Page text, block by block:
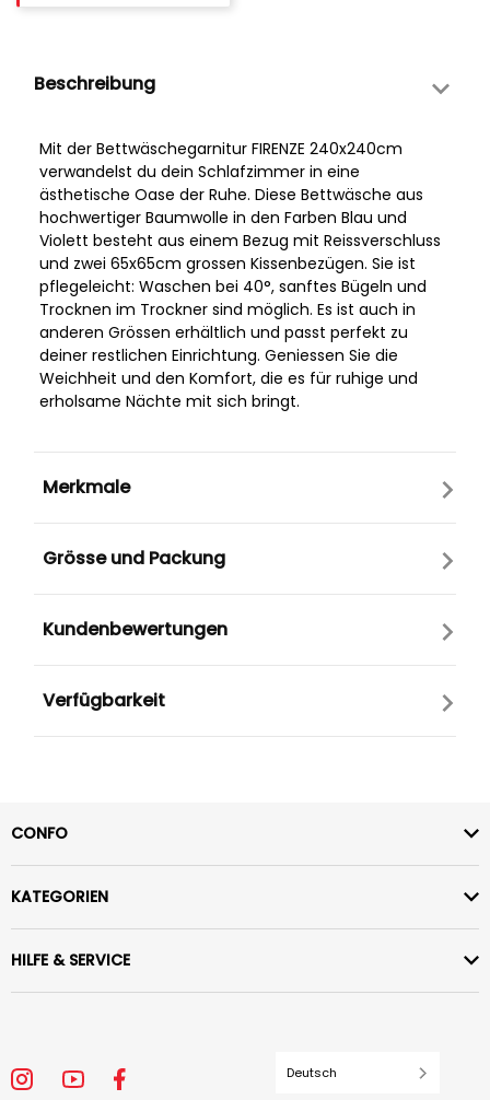
Beschreibung
Mit der Bettwäschegarnitur FIRENZE 240x240cm
verwandelst du dein Schlafzimmer in eine
ästhetische Oase der Ruhe. Diese Bettwäsche aus
hochwertiger Baumwolle in den Farben Blau und
Violett besteht aus einem Bezug mit Reissverschluss
und zwei 65x65cm grossen Kissenbezügen. Sie ist
pflegeleicht: Waschen bei 40°, sanftes Bügeln und
Trocknen im Trockner sind möglich. Es ist auch in
anderen Grössen erhältlich und passt perfekt zu
deiner restlichen Einrichtung. Geniessen Sie die
Weichheit und den Komfort, die es für ruhige und
erholsame Nächte mit sich bringt.
Merkmale
Grösse und Packung
Kundenbewertungen
Verfügbarkeit
CONFO
KATEGORIEN
HILFE & SERVICE
Deutsch